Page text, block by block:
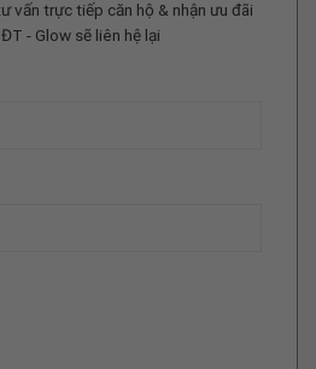
vấn trực tiếp căn hộ & nhận ưu đãi
- Glow sẽ liên hệ lại